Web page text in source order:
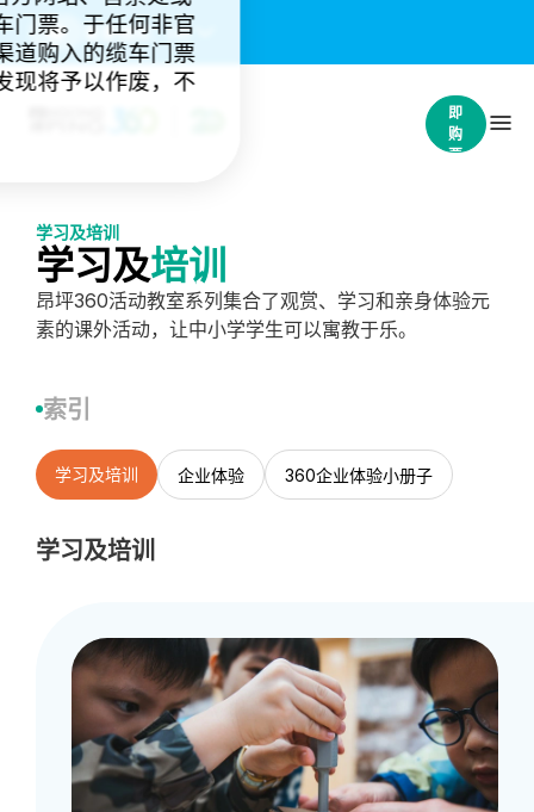
重要通知：(4)
立
即
购
票
门票。于任何非官
道购入的缆车门票
现将予以作废，不
学习及培训
学习及培训
昂坪360活动教室系列集合了观赏、学习和亲身体验元
素的课外活动，让中小学学生可以寓教于乐。
索引
学习及培训 企业体验 360企业体验小册子
学习及培训